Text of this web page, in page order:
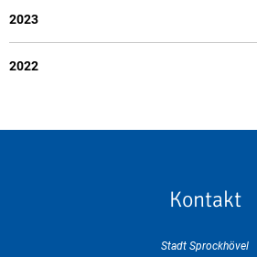
2023
2022
Kontakt
Stadt Sprockhövel